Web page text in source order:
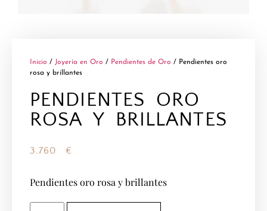
Inicio / Joyería en Oro / Pendientes de Oro / Pendientes oro
rosa y brillantes
PENDIENTES ORO
ROSA Y BRILLANTES
3.760 €
Pendientes oro rosa y brillantes